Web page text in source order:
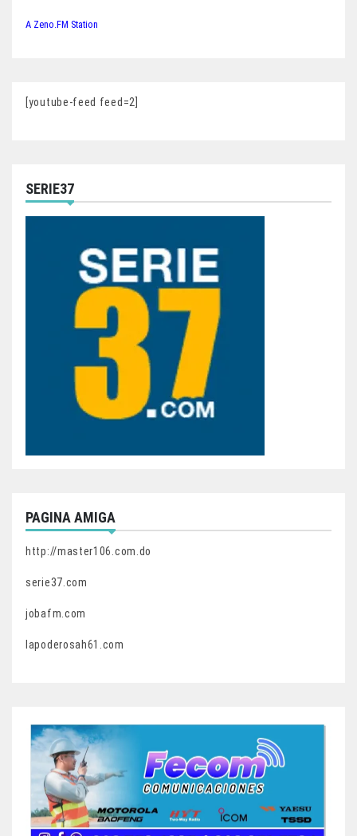
A Zeno.FM Station
[youtube-feed feed=2]
SERIE37
PAGINA AMIGA
http://master106.com.do
serie37.com
jobafm.com
lapoderosah61.com